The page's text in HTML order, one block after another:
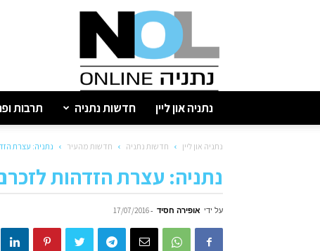
נתניה
נתניה און ליין חדשות נתניה תרבות
נתניה און ליין חדשות נתניה חדשות מהעיר נתניה: עצרת
נתניה: עצרת הזדהות
על ידי אופירה חסיד -
17/07/2016